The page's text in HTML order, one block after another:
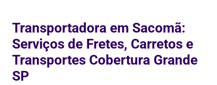
Transportadora em Sacomã:
Serviços de Fretes, Carretos e
Transportes Cobertura Grande
SP